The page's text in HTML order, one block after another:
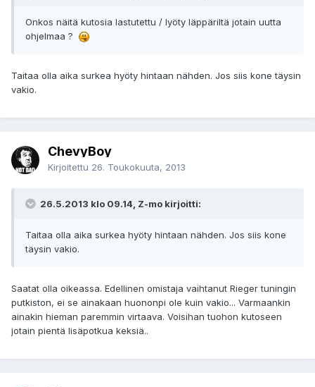
Onkos näitä kutosia lastutettu / lyöty läppäriltä jotain uutta
ohjelmaa ?
Taitaa olla aika surkea hyöty hintaan nähden. Jos siis kone täysin
vakio.
ChevyBoy
Kirjoitettu 26. Toukokuuta, 2013
26.5.2013 klo 09.14, Z-mo kirjoitti:
Taitaa olla aika surkea hyöty hintaan nähden. Jos siis kone
täysin vakio.
Saatat olla oikeassa. Edellinen omistaja vaihtanut Rieger tuningin
putkiston, ei se ainakaan huononpi ole kuin vakio... Varmaankin
ainakin hieman paremmin virtaava. Voisihan tuohon kutoseen
jotain pientä lisäpotkua keksiä..